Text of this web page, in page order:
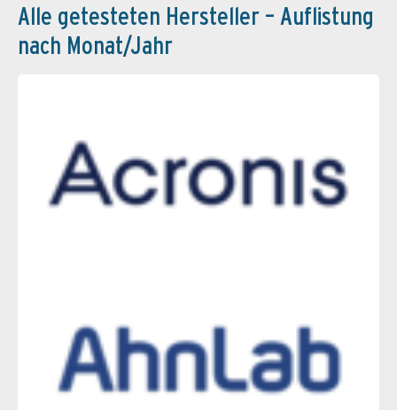
Alle getesteten Hersteller – Auflistung
nach Monat/Jahr